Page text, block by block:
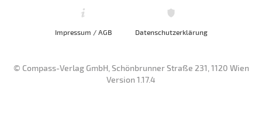
Impressum / AGB Datenschutzerklärung
© Compass-Verlag GmbH, Schönbrunner Straße 231, 1120 Wien
Version 1.17.4